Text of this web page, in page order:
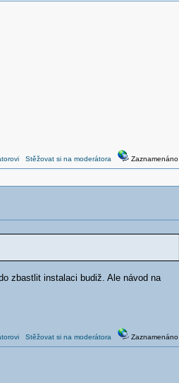
Stěžovat si na moderátora Zaznamenáno
zbastlit instalaci budiž. Ale návod na
Stěžovat si na moderátora Zaznamenáno